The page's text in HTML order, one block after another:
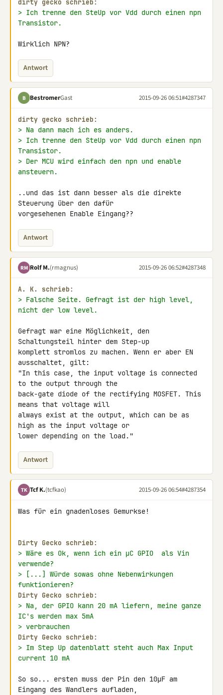
dirty gecko schrieb:
> Ich trenne den SteUp vor Vdd durch einen npn
Transistor.
Wirklich NPN?
Antwort
B BestromerGast 2015-09-26 06:51#4287347
dirty gecko schrieb:
> Na dann mach ich es anders.
> Ich trenne den SteUp vor Vdd durch einen npn
Transistor.
> Der MCU wird einfach den npn und enable
ansteuern.
..und das ist dann besser als die direkte
Steuerung über den dafür
vorgesehenen Enable Eingang??
Antwort
RM Rolf M.(rmagnus) 2015-09-26 06:52#4287348
A. K. schrieb:
> Falsche Seite. Gefragt ist der high level,
nicht der low level.
Gefragt war eine Möglichkeit, den
Schaltungsteil hinter dem Step-up
komplett stromlos zu machen. Wenn er aber EN
ausschaltet, gilt:
"In this case, the input voltage is connected
to the output through the
back-gate diode of the rectifying MOSFET. This
means that voltage will
always exist at the output, which can be as
high as the input voltage or
lower depending on the load."
Antwort
TK Tcf K.(tcfkao) 2015-09-26 06:54#4287354
Was für ein gnadenloses Gemurkse!
Dirty Gecko schrieb:
> Wäre es Ok, wenn ich ein µC GPIO  als Vin
verwende?
> [...] Würde sowas ohne Nebenwirkungen
funktionieren?
Dirty Gecko schrieb:
> Na, der GPIO kann 20 mA liefern, meine ganze
IC's werden max 5mA
> verbrauchen
Dirty Gecko schrieb:
> Im Step Up datenblatt steht auch Max Input
current 10 mA
So so... ersten muss der Pin den 10µF am
Eingang des Wandlers aufladen,